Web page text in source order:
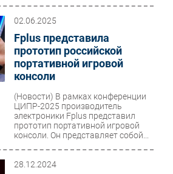
02.06.2025
Fplus представила
прототип российской
портативной игровой
консоли
(Новости) В рамках конференции
ЦИПР-2025 производитель
электроники Fplus представил
прототип портативной игровой
консоли. Он представляет собой...
28.12.2024